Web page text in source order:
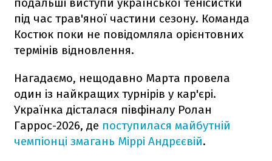
під час трав'яної частини сезону. Команда
Костюк поки не повідомляла орієнтовних
термінів відновлення.
Нагадаємо, нещодавно Марта провела
один із найкращих турнірів у кар'єрі.
Українка дісталася півфіналу Ролан
Гаррос-2026, де поступилася майбутній
чемпіонці змагань Міррі Андрєєвій.